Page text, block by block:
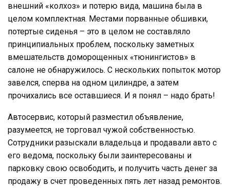
внешний «колхоз» и потерю вида, машина была в
целом комплектная. Местами порванные обшивки,
потертые сиденья – это в целом не составляло
принципиальных проблем, поскольку заметных
вмешательств доморощенных «тюнингистов» в
салоне не обнаружилось. С нескольких попыток мотор
завелся, сперва на одном цилиндре, а затем
прочихались все оставшиеся. И я понял – надо брать!
Автосервис, который разместил объявление,
разумеется, не торговал чужой собственностью.
Сотрудники разыскали владельца и продавали авто с
его ведома, поскольку были заинтересованы и
парковку свою освободить, и получить часть денег за
продажу в счет проведенных пять лет назад ремонтов.